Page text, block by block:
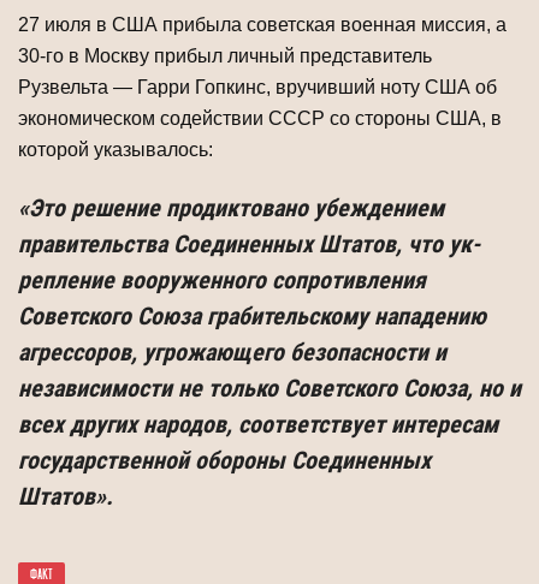
27 июля в США прибыла советская военная миссия, а
30-го в Москву прибыл личный представитель
Рузвельта — Гарри Гопкинс, вручивший ноту США об
эко­номическом содействии СССР со стороны США, в
которой указывалось:
«Это решение продиктовано убеждением
правительства Соединенных Штатов, что ук­
репление вооруженного сопротивления
Советского Союза грабительскому напа­дению
агрессоров, угрожающего безопасности и
независимости не только Советского Союза, но и
всех других народов, соответствует интересам
государ­ственной обороны Соединенных
Штатов».
ФАКТ